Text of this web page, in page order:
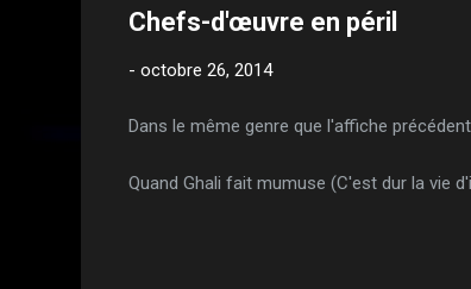
Chefs-d'œuvre en péril
- octobre 26, 2014
Dans le même genre que l'affiche
Quand Ghali fait mumuse (C'est dur la vie